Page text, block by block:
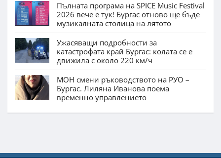
Пълната програма на SPICE Music Festival
2026 вече е тук! Бургас отново ще бъде
музикалната столица на лятото
Ужасяващи подробности за
катастрофата край Бургас: колата се е
движила с около 220 км/ч
МОН смени ръководството на РУО –
Бургас. Лиляна Иванова поема
временно управлението